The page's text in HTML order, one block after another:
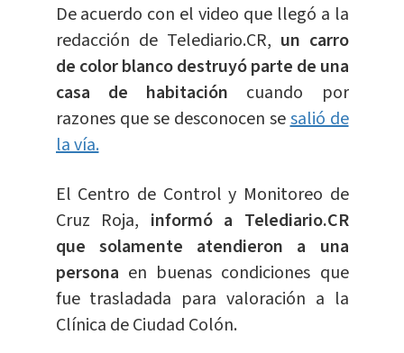
De acuerdo con el video que llegó a la
redacción de Telediario.CR, un carro
de color blanco destruyó parte de una
casa de habitación cuando por
razones que se desconocen sesalió de
la vía.
El Centro de Control y Monitoreo de
Cruz Roja, informó a Telediario.CR
que solamente atendieron a una
persona en buenas condiciones que
fue trasladada para valoración a la
Clínica de Ciudad Colón.